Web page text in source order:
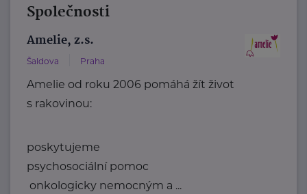
Společnosti
Amelie, z.s.
Šaldova Praha
Amelie od roku 2006 pomáhá žít život
s rakovinou:
poskytujeme
psychosociální pomoc
onkologicky nemocným a ...